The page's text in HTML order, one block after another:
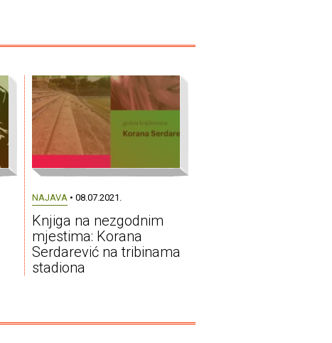
NAJAVA • 08.07.2021.
Knjiga na nezgodnim
mjestima: Korana
Serdarević na tribinama
stadiona